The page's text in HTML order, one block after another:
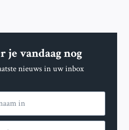
je vandaag nog
nieuws in uw inbox